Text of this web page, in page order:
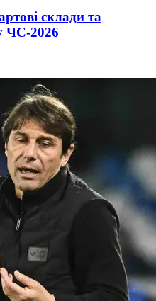
склади та
ЧС-2026